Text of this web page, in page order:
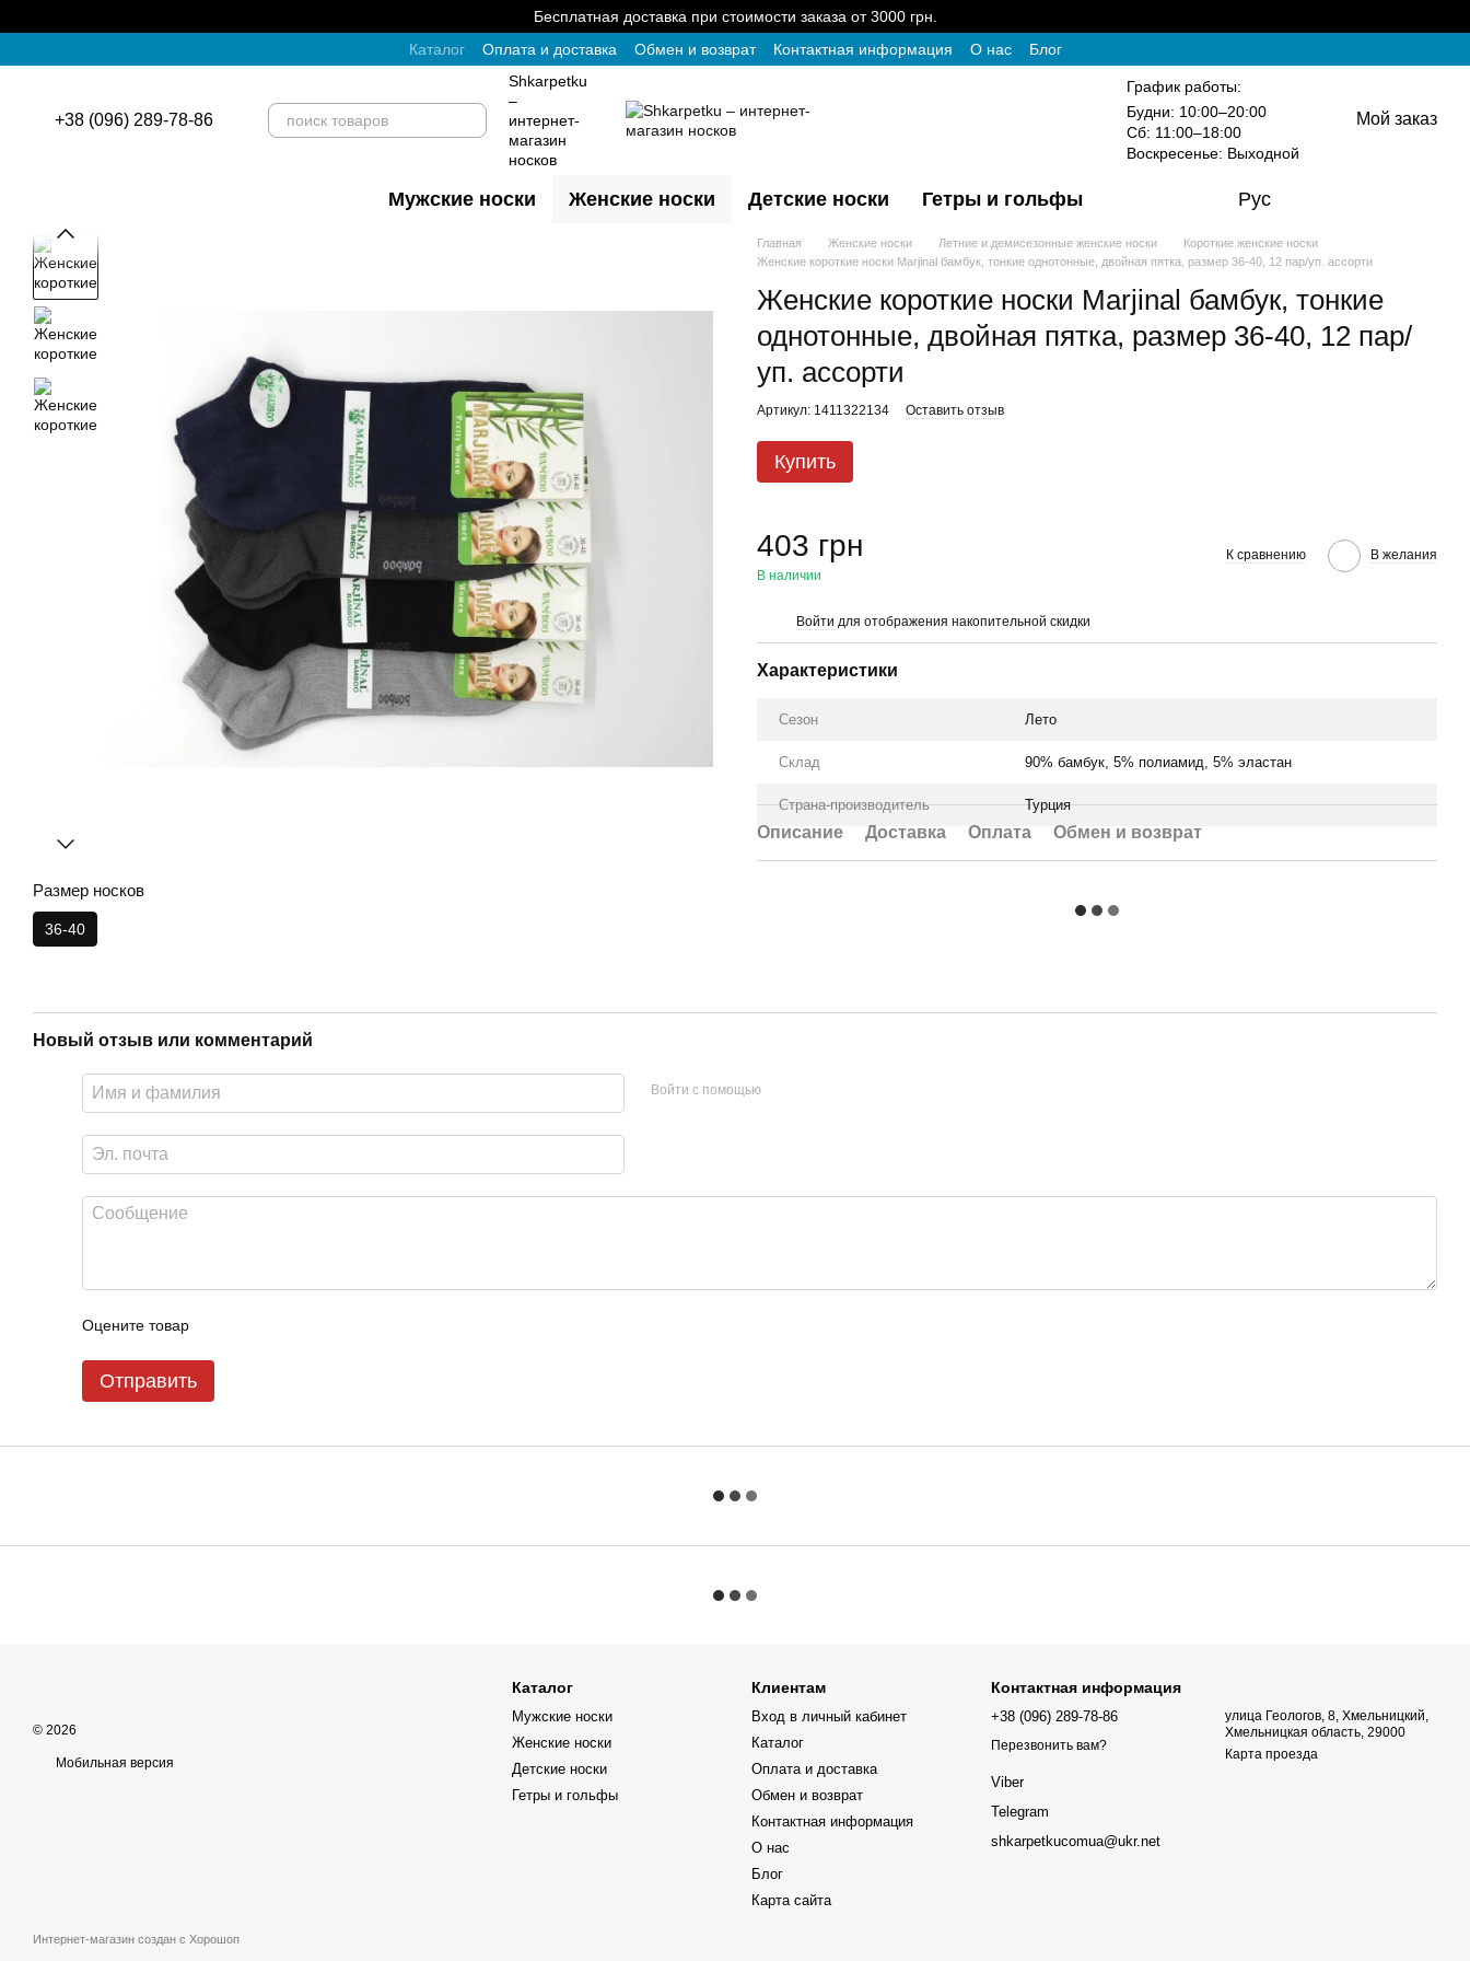
Бесплатная доставка при стоимости заказа от 3000 грн.
Каталог
Оплата и доставка Обмен и возврат Контактная информация О нас Блог
+38 (096) 289-78-86
Shkarpetku
–
интернет-
магазин
носков
График работы:
Будни: 10:00–20:00
Сб: 11:00–18:00
Воскресенье: Выходной
Мой заказ
Мужские носки Женские носки Детские носки Гетры и гольфы Рус
Размер носков
36-40
Главная Женские носки Летние и демисезонные женские носки
Короткие женские носки
Женские короткие носки Marjinal бамбук, тонкие однотонные, двойная пятка, размер 36-40, 12 пар/уп. ассорти
Женские короткие носки Marjinal бамбук, тонкие
однотонные, двойная пятка, размер 36-40, 12 пар/
уп. ассорти
Артикул: 1411322134 Оставить отзыв
Купить
403 грн
В наличии
К сравнению В желания
Войти для отображения накопительной скидки
Характеристики
Сезон Лето
Склад 90% бамбук, 5% полиамид, 5% эластан
Страна-производитель Турция
Описание Доставка Оплата Обмен и возврат
Новый отзыв или комментарий
Войти с помощью
Оцените товар
Отправить
© 2026
Мобильная версия
Интернет-магазин создан с Хорошоп
Каталог
Мужские носки
Женские носки
Детские носки
Гетры и гольфы
Клиентам
Вход в личный кабинет
Каталог
Оплата и доставка
Обмен и возврат
Контактная информация
О нас
Блог
Карта сайта
Контактная информация
+38 (096) 289-78-86
Перезвонить вам?
Viber
Telegram
shkarpetkucomua@ukr.net
улица Геологов, 8, Хмельницкий,
Хмельницкая область, 29000
Карта проезда